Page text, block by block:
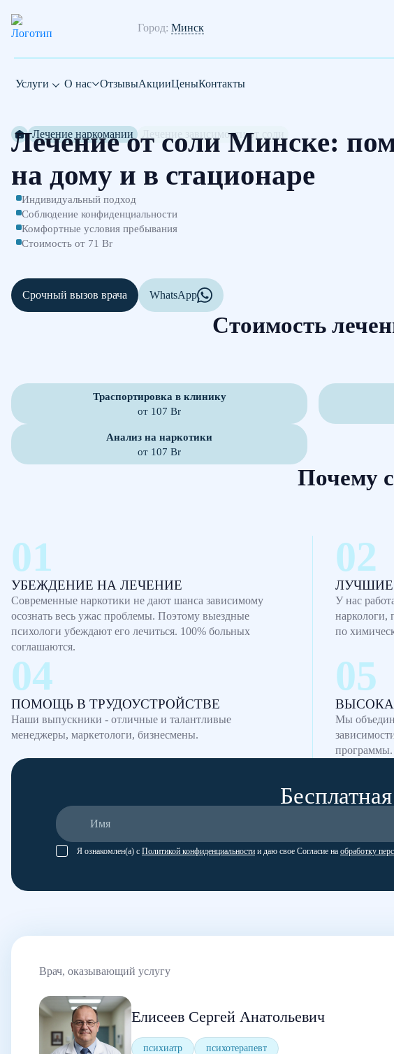
Город: Минск
Услуги О нас ОтзывыАкцииЦеныКонтакты
Лечение наркомании Лечение зависимости от соли
Лечение от соли Минске:
на дому и в стационаре
Индивидуальный подход
Соблюдение конфиденциальности
Комфортные условия пребывания
Стоимость от 71 Br
Срочный вызов врача WhatsApp
Стоимость
Траспортировка в клинику
от 107 Br
Анализ на наркотики
от 107 Br
Почему
УБЕЖДЕНИЕ НА ЛЕЧЕНИЕ
Современные наркотики не дают шанса зависимому
осознать весь ужас проблемы. Поэтому выездные
психологи убеждают его лечиться. 100% больных
соглашаются.
У нас
наркологи,
по
ПОМОЩЬ В ТРУДОУСТРОЙСТВЕ
Наши выпускники - отличные и талантливые
менеджеры, маркетологи, бизнесмены.
Мы
программы.
Я ознакомлен(а) с Политикой конфиденциальности и даю свое Согласие на обработку
Врач, оказывающий услугу
Елисеев Сергей Анатольевич
психиатр психотерапевт